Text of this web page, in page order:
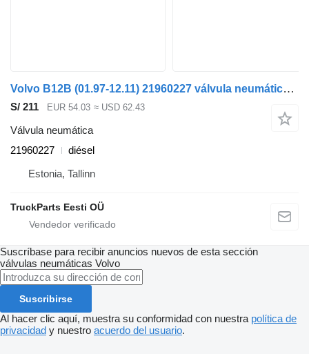
Volvo B12B (01.97-12.11) 21960227 válvula neumática para Volvo B6, B7, B9, B10, B12 bus (1978-2011) autobús
S/ 211 EUR 54.03 ≈ USD 62.43
Válvula neumática
21960227
diésel
Estonia, Tallinn
TruckParts Eesti OÜ
Suscríbase para recibir anuncios nuevos de esta sección
válvulas neumáticas Volvo
Suscribirse
Al hacer clic aquí, muestra su conformidad con nuestra política de
privacidad y nuestro acuerdo del usuario.